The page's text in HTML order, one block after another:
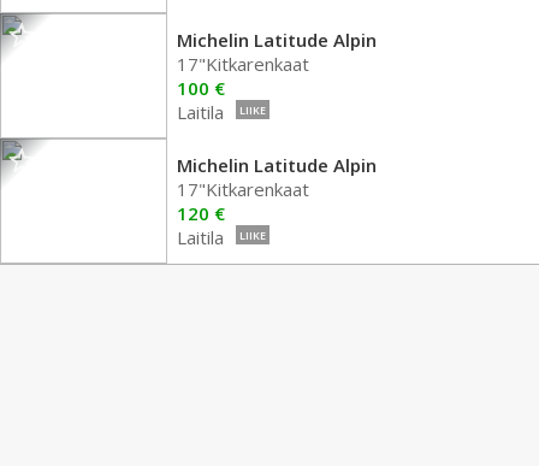
Michelin Latitude Alpin
17"Kitkarenkaat
100 €
Laitila
LIIKE
Michelin Latitude Alpin
17"Kitkarenkaat
120 €
Laitila
LIIKE